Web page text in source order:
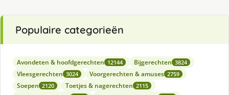
Populaire categorieën
Avondeten & hoofdgerechten 12144 Bijgerechten 3824
Vleesgerechten 3024 Voorgerechten & amuses 2759
Soepen 2120 Toetjes & nagerechten 2115